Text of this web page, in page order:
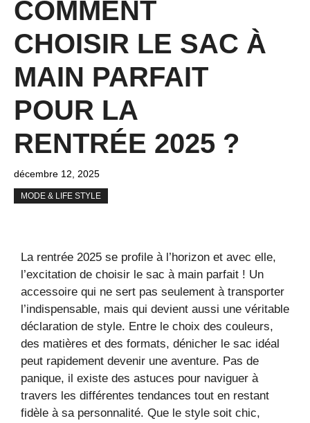
COMMENT
CHOISIR LE SAC À
MAIN PARFAIT
POUR LA
RENTRÉE 2025 ?
décembre 12, 2025
MODE & LIFE STYLE
La rentrée 2025 se profile à l’horizon et avec elle,
l’excitation de choisir le sac à main parfait ! Un
accessoire qui ne sert pas seulement à transporter
l’indispensable, mais qui devient aussi une véritable
déclaration de style. Entre le choix des couleurs,
des matières et des formats, dénicher le sac idéal
peut rapidement devenir une aventure. Pas de
panique, il existe des astuces pour naviguer à
travers les différentes tendances tout en restant
fidèle à sa personnalité. Que le style soit chic,